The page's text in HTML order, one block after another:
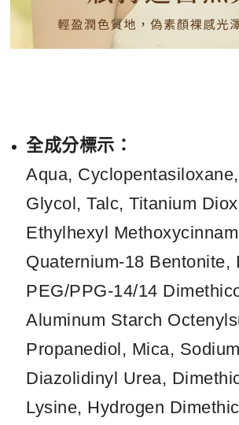
全成分標示：
Aqua,
Glycol, Talc, Titanium
Ethylhexyl
Quaternium-18 Bentonite,
PEG/PPG-14/14
Aluminum Starch
Propanediol, Mica,
Diazolidinyl Urea,
Lysine, Hydrogen